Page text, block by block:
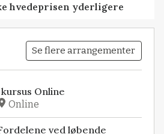
hvedeprisen yderligere
Se flere arrangementer
Online
Online
ved løbende